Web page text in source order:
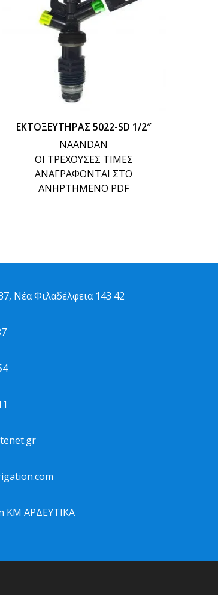
ΕΚΤΟΞΕΥΤΗΡΑΣ 5022-SD 1/2″
NAANDAN
ΟΙ ΤΡΕΧΟΥΣΕΣ ΤΙΜΕΣ
ΑΝΑΓΡΑΦΟΝΤΑΙ ΣΤΟ
ΑΝΗΡΤΗΜΕΝΟ PDF
Νέα Φιλαδέλφεια 143 42
ΚΜ ΑΡΔΕΥΤΙΚΑ